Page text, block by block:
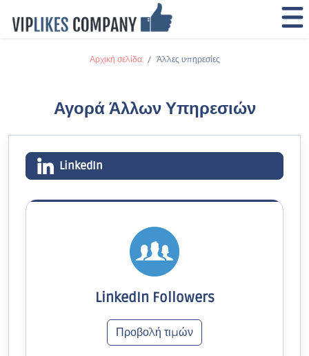
Αρχική σελίδα Άλλες υπηρεσίες
Αγορά Άλλων Υπηρεσιών
LinkedIn
LinkedIn Followers
Προβολή τιμών